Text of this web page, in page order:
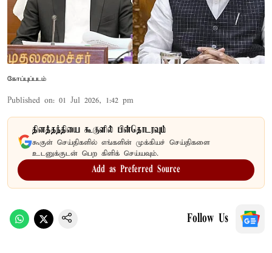
கோப்புப்படம்
Published on: 01 Jul 2026, 1:42 pm
தினத்தந்தியை கூகுளில் பின்தொடரவும்
கூகுள் செய்திகளில் எங்களின் முக்கியச் செய்திகளை
உடனுக்குடன் பெற கிளிக் செய்யவும்.
Add as Preferred Source
Follow Us